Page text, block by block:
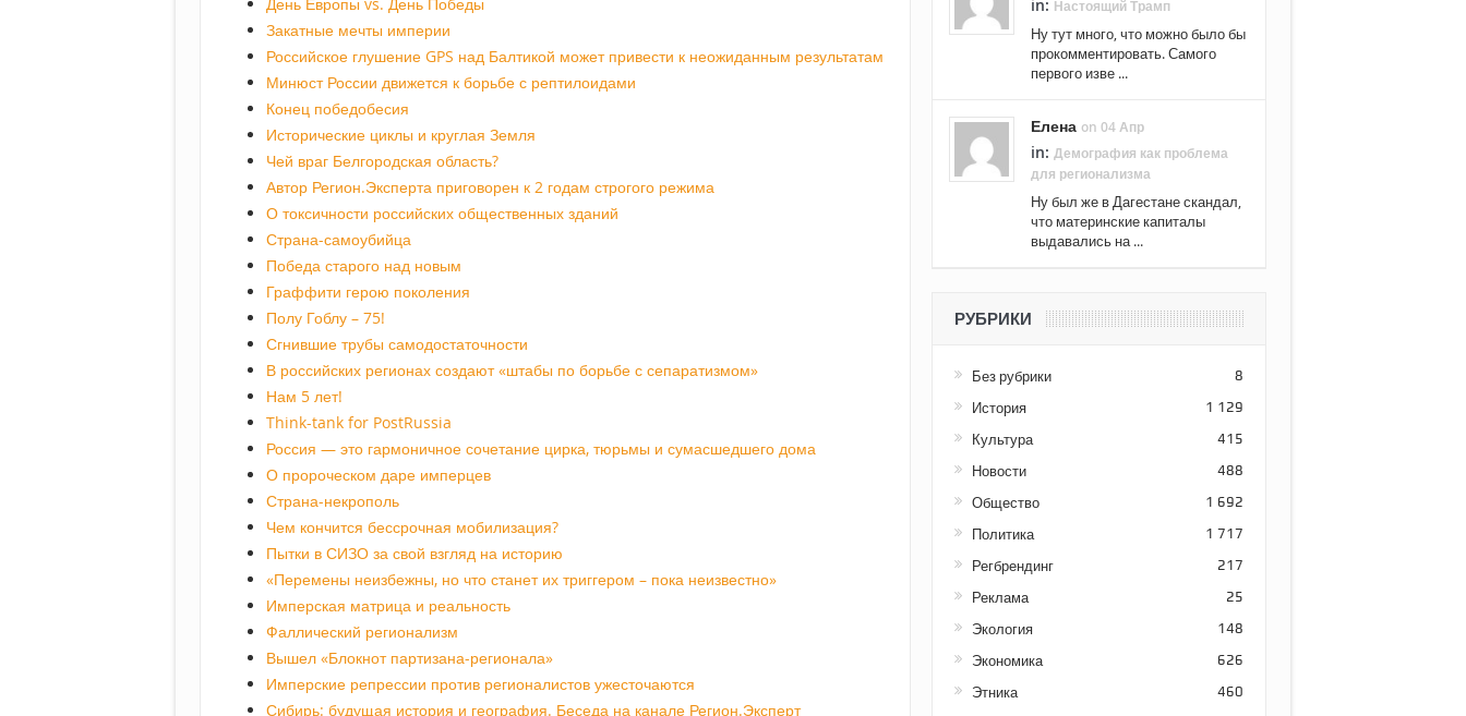
Закатные мечты империи
Российское глушение GPS над Балтикой может привести к неожиданным результатам
Минюст России движется к борьбе с рептилоидами
Конец победобесия
Исторические циклы и круглая Земля
Чей враг Белгородская область?
Автор Регион.Эксперта приговорен к 2 годам строгого режима
О токсичности российских общественных зданий
Страна-самоубийца
Победа старого над новым
Граффити герою поколения
Полу Гоблу – 75!
Сгнившие трубы самодостаточности
В российских регионах создают «штабы по борьбе с сепаратизмом»
Нам 5 лет!
Think-tank for PostRussia
Россия — это гармоничное сочетание цирка, тюрьмы и сумасшедшего дома
О пророческом даре имперцев
Страна-некрополь
Чем кончится бессрочная мобилизация?
Пытки в СИЗО за свой взгляд на историю
«Перемены неизбежны, но что станет их триггером – пока неизвестно»
Имперская матрица и реальность
Фаллический регионализм
Вышел «Блокнот партизана-регионала»
Имперские репрессии против регионалистов ужесточаются
Сибирь: будущая история и география. Беседа на канале Регион.Эксперт
in: Настоящий Трамп
Ну тут много, что можно было бы
прокомментировать. Самого
первого изве ...
Елена on 04 Апр
in: Демография как проблема
для регионализма
Ну был же в Дагестане скандал,
что материнские капиталы
выдавались на ...
РУБРИКИ
Без рубрики 8
История 1 129
Культура 415
Новости 488
Общество 1 692
Политика 1 717
Регбрендинг 217
Реклама 25
Экология 148
Экономика 626
Этника 460